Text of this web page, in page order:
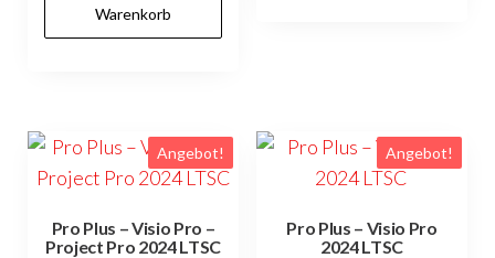
Warenkorb
Angebot!
Pro Plus – Visio Pro –
Project Pro 2024 LTSC
Angebot!
Pro Plus – Visio Pro
2024 LTSC